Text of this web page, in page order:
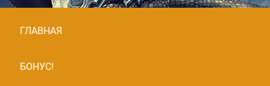
ГЛАВНАЯ
БОНУС!